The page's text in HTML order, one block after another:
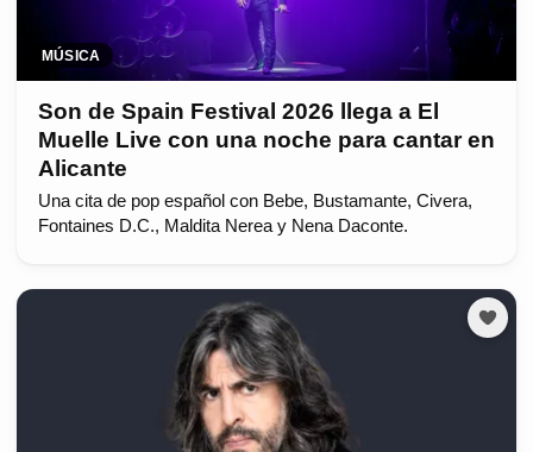
MÚSICA
Son de Spain Festival 2026 llega a El
Muelle Live con una noche para cantar en
Alicante
Una cita de pop español con Bebe, Bustamante, Civera,
Fontaines D.C., Maldita Nerea y Nena Daconte.